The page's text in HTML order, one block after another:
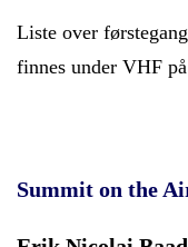
Liste over
finnes under VHF på
Summit on the